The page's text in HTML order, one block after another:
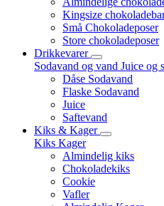
Kingsize
Små Chokoladeposer
Store chokoladeposer
Drikkevarer
Sodavand og vand Juice og
Dåse Sodavand
Flaske Sodavand
Juice
Saftevand
Kiks & Kager
Kiks Kager
Almindelig kiks
Chokoladekiks
Cookie
Vafler